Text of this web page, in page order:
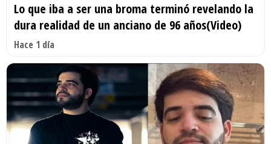
Lo que iba a ser una broma terminó revelando la
dura realidad de un anciano de 96 años(Video)
Hace 1 día